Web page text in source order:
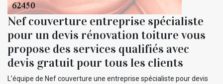
Nef couverture entreprise spécialiste
pour un devis rénovation toiture vous
propose des services qualifiés avec
devis gratuit pour tous les clients
L’équipe de Nef couverture une entreprise spécialiste pour devis